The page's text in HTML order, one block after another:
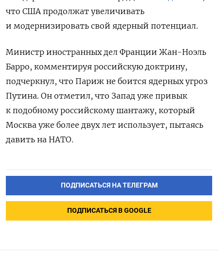
что США продолжат увеличивать
и модернизировать свой ядерный потенциал.
Министр иностранных дел Франции Жан-Ноэль
Барро, комментируя российскую доктрину,
подчеркнул, что Париж не боится ядерных угроз
Путина. Он отметил, что Запад уже привык
к подобному российскому шантажу, который
Москва уже более двух лет использует, пытаясь
давить на НАТО.
ПОДПИСАТЬСЯ НА ТЕЛЕГРАМ
ПОДПИСАТЬСЯ В GOOGLE